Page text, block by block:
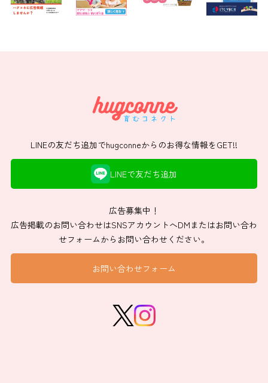
LINEの友だち追加でhugconneからのお得な情報をGET!!
LINEで友だち追加
広告募集中！
広告掲載のお問い合わせはSNSアカウントへDMまたはお問い合わ
せフォームからお問い合わせください。
お問い合わせフォーム